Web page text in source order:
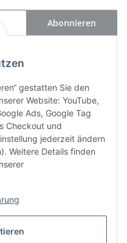
gestatten Sie den
Website: YouTube,
Ads, Google Tag
Checkout und
jederzeit ändern
Weitere Details finden
Abonnieren